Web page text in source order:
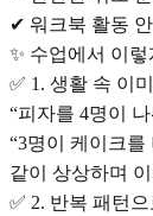
✔ 워크북 활동
✨ 수업에서 이
✅ 1. 생활 속 이
“피자를 4명이
“3명이 케이크를
같이 상상하며
✅ 2. 반복 패턴으